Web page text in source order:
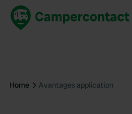
Home Avantages application